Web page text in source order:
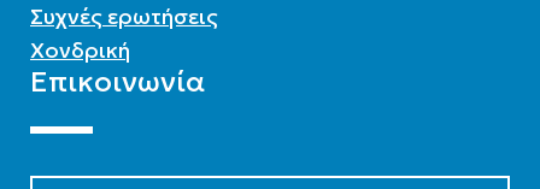
Συχνές ερωτήσεις
Χονδρική
Επικοινωνία